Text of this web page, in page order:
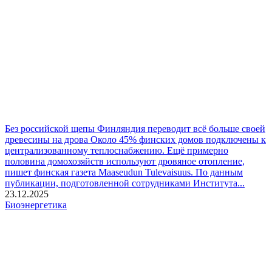
Без российской щепы Финляндия переводит всё больше своей
древесины на дрова Около 45% финских домов подключены к
централизованному теплоснабжению. Ещё примерно
половина домохозяйств используют дровяное отопление,
пишет финская газета Maaseudun Tulevaisuus. По данным
публикации, подготовленной сотрудниками Института...
23.12.2025
Биоэнергетика